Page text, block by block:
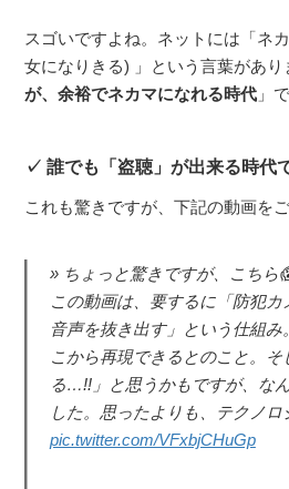
スゴいですよね。ネットには「ネ
女になりきる) 」という言葉があ
が、余裕でネカマになれる時代 」
誰でも「盗聴」が出来る時代
これも驚きですが、下記の動画を
ちょっと驚きですが、こちら
この動画は、要するに「防犯
音声を抜き出す」という仕組
こから再現できるとのこと。
る…!!」と思うかもですが、な
した。思ったよりも、テクノ
pic.twitter.com/VFxbjCHuGp